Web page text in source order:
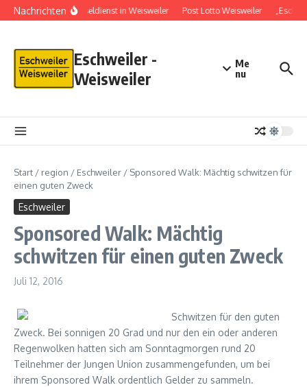
NachrichtenSchlüsseldienst in Weisweiler Post Lotto Weisweiler
Eschweiler -
Weisweiler
Me
nu
Start / region / Eschweiler / Sponsored Walk: Mächtig schwitzen für
einen guten Zweck
Eschweiler
Sponsored Walk: Mächtig
schwitzen für einen guten Zweck
Juli 12, 2016
Schwitzen für den guten
Zweck. Bei sonnigen 20 Grad und nur den ein oder anderen
Regenwolken hatten sich am Sonntagmorgen rund 20
Teilnehmer der Jungen Union zusammengefunden, um bei
ihrem Sponsored Walk ordentlich Gelder zu sammeln.